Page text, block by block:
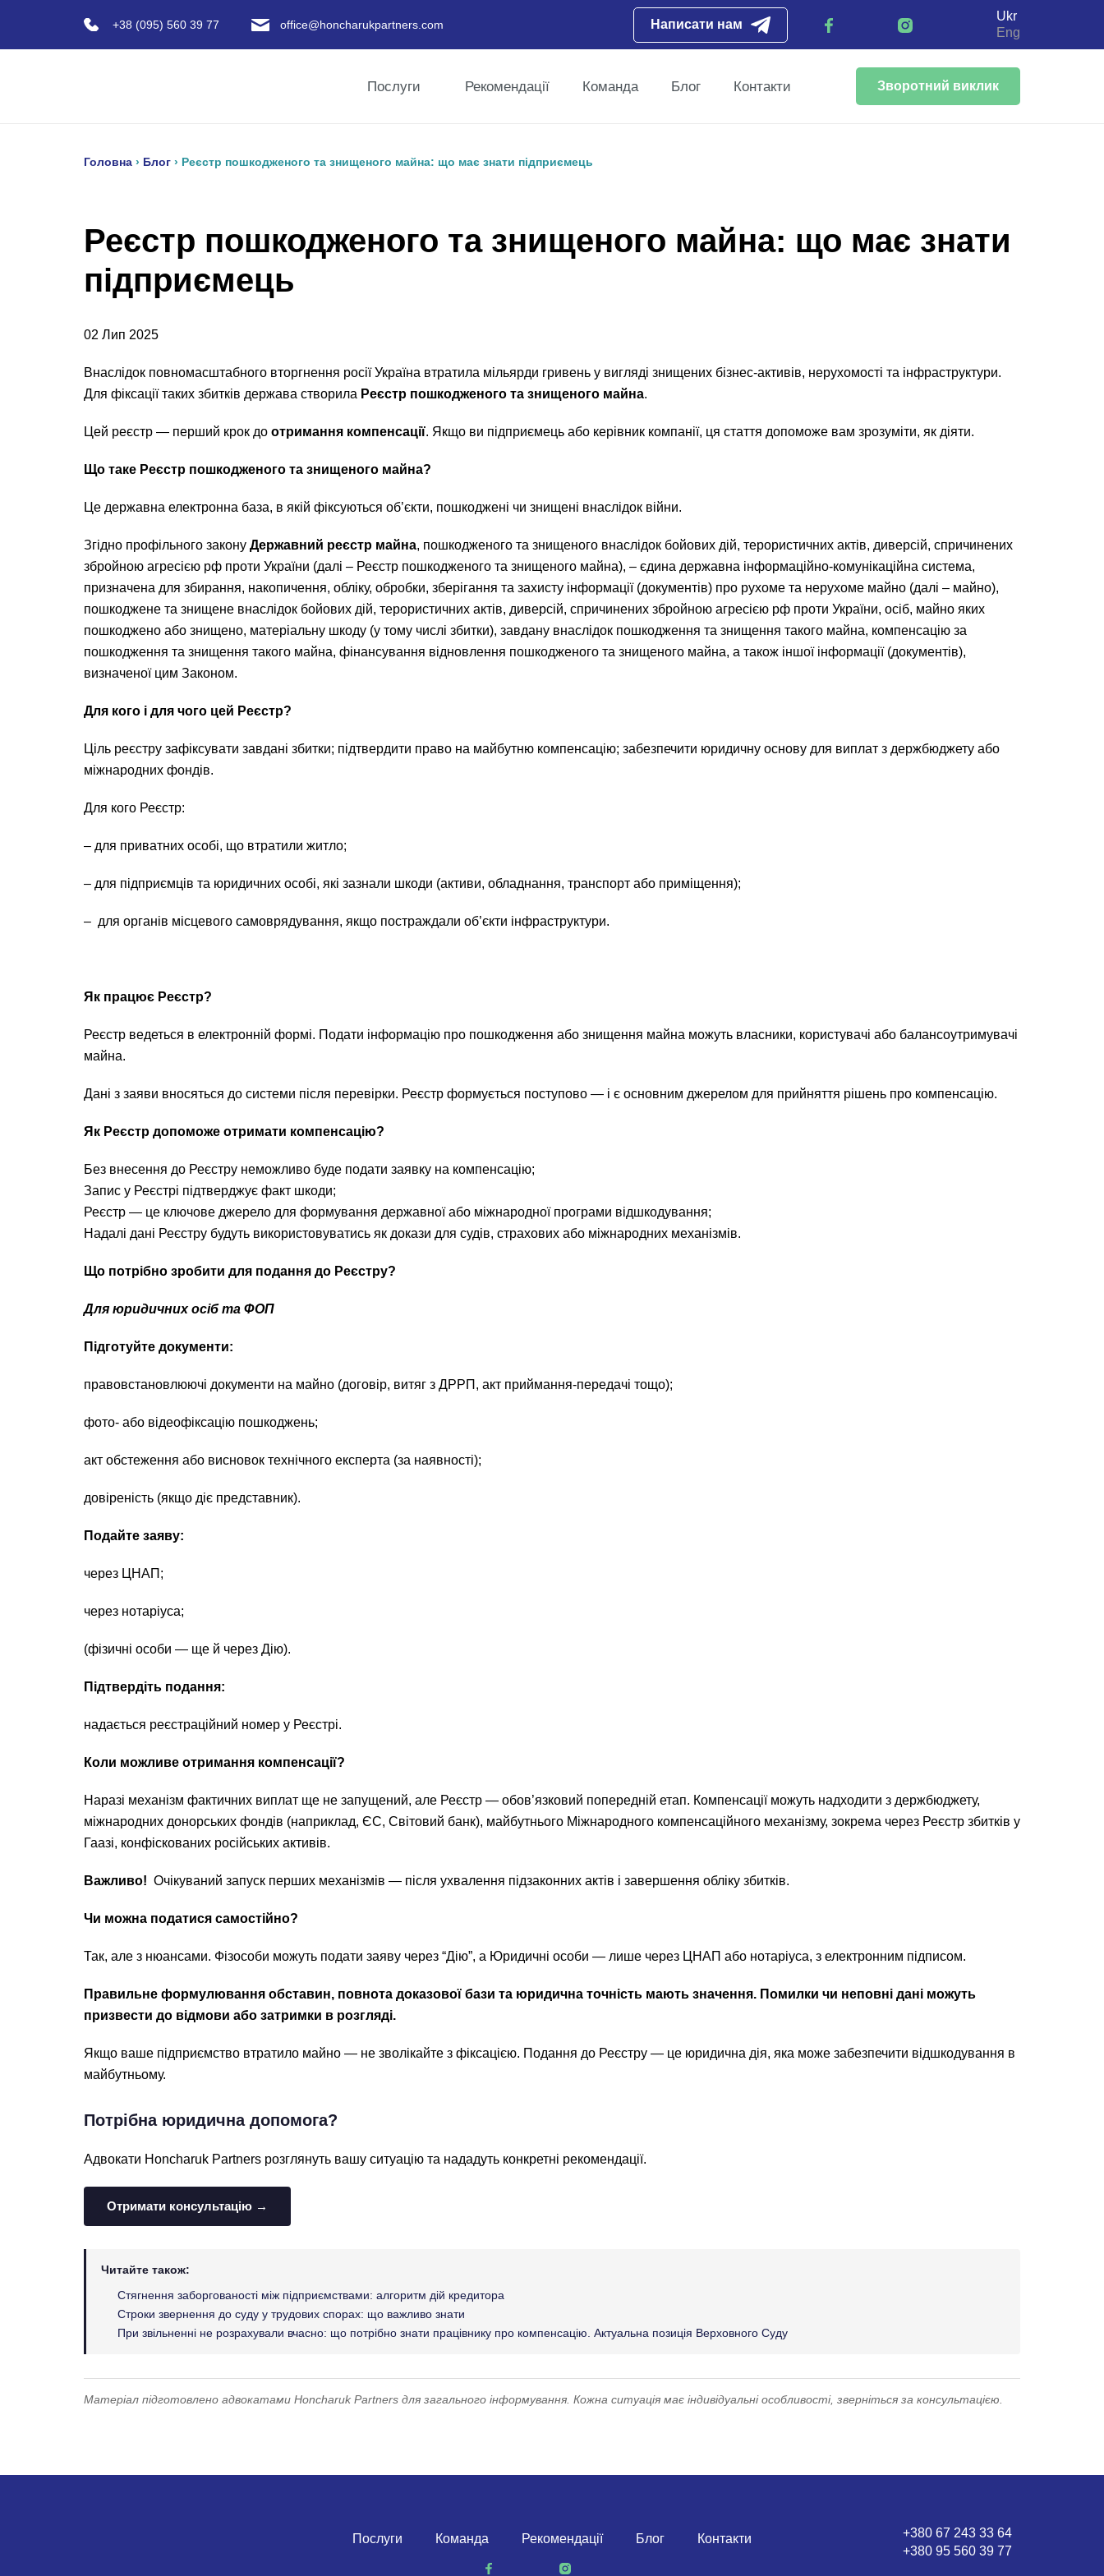
+38 (095) 560 39 77 office@honcharukpartners.com Написати нам
Ukr
Eng
Послуги Рекомендації Команда Блог Контакти Зворотний виклик
Головна › Блог › Реєстр пошкодженого та знищеного майна: що має знати підприємець
Реєстр пошкодженого та знищеного майна: що має знати
підприємець
02 Лип 2025
Внаслідок повномасштабного вторгнення росії Україна втратила мільярди гривень у вигляді знищених бізнес-активів, нерухомості та інфраструктури.
Для фіксації таких збитків держава створила Реєстр пошкодженого та знищеного майна.
Цей реєстр — перший крок до отримання компенсації. Якщо ви підприємець або керівник компанії, ця стаття допоможе вам зрозуміти, як діяти.
Що таке Реєстр пошкодженого та знищеного майна?
Це державна електронна база, в якій фіксуються об’єкти, пошкоджені чи знищені внаслідок війни.
Згідно профільного закону Державний реєстр майна, пошкодженого та знищеного внаслідок бойових дій, терористичних актів, диверсій, спричинених
збройною агресією рф проти України (далі – Реєстр пошкодженого та знищеного майна), – єдина державна інформаційно-комунікаційна система,
призначена для збирання, накопичення, обліку, обробки, зберігання та захисту інформації (документів) про рухоме та нерухоме майно (далі – майно),
пошкоджене та знищене внаслідок бойових дій, терористичних актів, диверсій, спричинених збройною агресією рф проти України, осіб, майно яких
пошкоджено або знищено, матеріальну шкоду (у тому числі збитки), завдану внаслідок пошкодження та знищення такого майна, компенсацію за
пошкодження та знищення такого майна, фінансування відновлення пошкодженого та знищеного майна, а також іншої інформації (документів),
визначеної цим Законом.
Для кого і для чого цей Реєстр?
Ціль реєстру зафіксувати завдані збитки; підтвердити право на майбутню компенсацію; забезпечити юридичну основу для виплат з держбюджету або
міжнародних фондів.
Для кого Реєстр:
– для приватних особі, що втратили житло;
– для підприємців та юридичних особі, які зазнали шкоди (активи, обладнання, транспорт або приміщення);
– для органів місцевого самоврядування, якщо постраждали об’єкти інфраструктури.
Як працює Реєстр?
Реєстр ведеться в електронній формі. Подати інформацію про пошкодження або знищення майна можуть власники, користувачі або балансоутримувачі
майна.
Дані з заяви вносяться до системи після перевірки. Реєстр формується поступово — і є основним джерелом для прийняття рішень про компенсацію.
Як Реєстр допоможе отримати компенсацію?
Без внесення до Реєстру неможливо буде подати заявку на компенсацію;
Запис у Реєстрі підтверджує факт шкоди;
Реєстр — це ключове джерело для формування державної або міжнародної програми відшкодування;
Надалі дані Реєстру будуть використовуватись як докази для судів, страхових або міжнародних механізмів.
Що потрібно зробити для подання до Реєстру?
Для юридичних осіб та ФОП
Підготуйте документи:
правовстановлюючі документи на майно (договір, витяг з ДРРП, акт приймання-передачі тощо);
фото- або відеофіксацію пошкоджень;
акт обстеження або висновок технічного експерта (за наявності);
довіреність (якщо діє представник).
Подайте заяву:
через ЦНАП;
через нотаріуса;
(фізичні особи — ще й через Дію).
Підтвердіть подання:
надається реєстраційний номер у Реєстрі.
Коли можливе отримання компенсації?
Наразі механізм фактичних виплат ще не запущений, але Реєстр — обов’язковий попередній етап. Компенсації можуть надходити з держбюджету,
міжнародних донорських фондів (наприклад, ЄС, Світовий банк), майбутнього Міжнародного компенсаційного механізму, зокрема через Реєстр збитків у
Гаазі, конфіскованих російських активів.
Важливо! Очікуваний запуск перших механізмів — після ухвалення підзаконних актів і завершення обліку збитків.
Чи можна податися самостійно?
Так, але з нюансами. Фізособи можуть подати заяву через “Дію”, а Юридичні особи — лише через ЦНАП або нотаріуса, з електронним підписом.
Правильне формулювання обставин, повнота доказової бази та юридична точність мають значення. Помилки чи неповні дані можуть
призвести до відмови або затримки в розгляді.
Якщо ваше підприємство втратило майно — не зволікайте з фіксацією. Подання до Реєстру — це юридична дія, яка може забезпечити відшкодування в
майбутньому.
Потрібна юридична допомога?
Адвокати Honcharuk Partners розглянуть вашу ситуацію та нададуть конкретні рекомендації.
Отримати консультацію →
Читайте також:
Стягнення заборгованості між підприємствами: алгоритм дій кредитора
Строки звернення до суду у трудових спорах: що важливо знати
При звільненні не розрахували вчасно: що потрібно знати працівнику про компенсацію. Актуальна позиція Верховного Суду
Матеріал підготовлено адвокатами Honcharuk Partners для загального інформування. Кожна ситуація має індивідуальні особливості, зверніться за консультацією.
Послуги Команда Рекомендації Блог Контакти
+380 67 243 33 64
+380 95 560 39 77